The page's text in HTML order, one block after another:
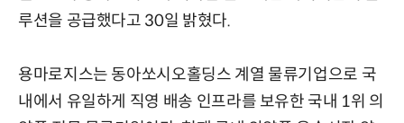
루션을 공급했다고 30일 밝혔다.
용마로지스는 동아쏘시오홀딩스 계열 물류기업으로 국
내에서 유일하게 직영 배송 인프라를 보유한 국내 1위 의